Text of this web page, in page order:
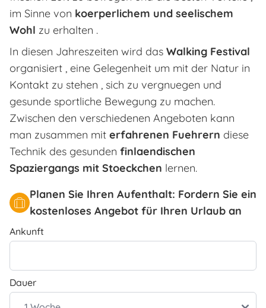
im Sinne von koerperlichem und seelischem
Wohl zu erhalten .
In diesen Jahreszeiten wird das Walking Festival
organisiert , eine Gelegenheit um mit der Natur in
Kontakt zu stehen , sich zu vergnuegen und
gesunde sportliche Bewegung zu machen.
Zwischen den verschiedenen Angeboten kann
man zusammen mit erfahrenen Fuehrern diese
Technik des gesunden finlaendischen
Spaziergangs mit Stoeckchen lernen.
Planen Sie Ihren Aufenthalt: Fordern Sie ein
kostenloses Angebot für Ihren Urlaub an
Ankunft
Dauer